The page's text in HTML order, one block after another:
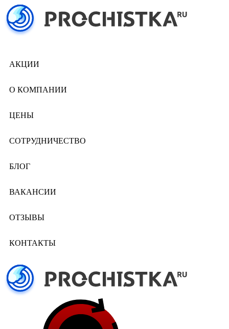
АКЦИИ
О КОМПАНИИ
ЦЕНЫ
СОТРУДНИЧЕСТВО
БЛОГ
ВАКАНСИИ
ОТЗЫВЫ
КОНТАКТЫ